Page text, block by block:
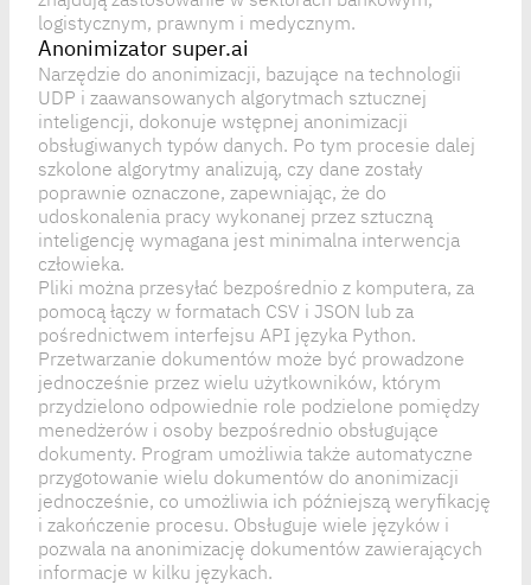
logistycznym, prawnym i medycznym.
Anonimizator super.ai
Narzędzie do anonimizacji, bazujące na technologii
UDP i zaawansowanych algorytmach sztucznej
inteligencji, dokonuje wstępnej anonimizacji
obsługiwanych typów danych. Po tym procesie dalej
szkolone algorytmy analizują, czy dane zostały
poprawnie oznaczone, zapewniając, że do
udoskonalenia pracy wykonanej przez sztuczną
inteligencję wymagana jest minimalna interwencja
człowieka.
Pliki można przesyłać bezpośrednio z komputera, za
pomocą łączy w formatach CSV i JSON lub za
pośrednictwem interfejsu API języka Python.
Przetwarzanie dokumentów może być prowadzone
jednocześnie przez wielu użytkowników, którym
przydzielono odpowiednie role podzielone pomiędzy
menedżerów i osoby bezpośrednio obsługujące
dokumenty. Program umożliwia także automatyczne
przygotowanie wielu dokumentów do anonimizacji
jednocześnie, co umożliwia ich późniejszą weryfikację
i zakończenie procesu. Obsługuje wiele języków i
pozwala na anonimizację dokumentów zawierających
informacje w kilku językach.